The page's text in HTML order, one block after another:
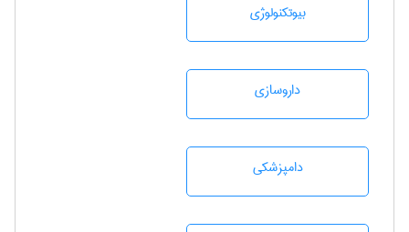
بيوتكنولوژی
داروسازی
دامپزشكی